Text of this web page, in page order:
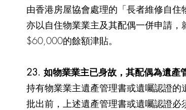
由香港房屋協會處理的「長者維修自
亦以自住物業業主及其配偶一併申請
$60,000的餘額津貼。
23. 如物業業主已身故，其配偶為遺產
持有物業業主遺產管理書或遺囑認證
批出前，上述遺產管理書或遺囑認證